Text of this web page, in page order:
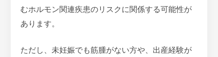
むホルモン関連疾患のリスクに関係する可能性が
あります。
ただし、未妊娠でも筋腫がない方や、出産経験が